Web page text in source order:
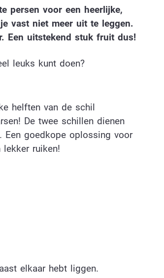
persen voor een heerlijke,
vast niet meer uit te leggen.
Een uitstekend stuk fruit dus!
leuks kunt doen?
helften van de schil
De twee schillen dienen
Een goedkope oplossing voor
ruiken!
elkaar hebt liggen.